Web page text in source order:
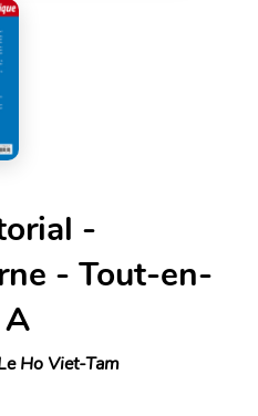
-
- Tout-en-
Ho Viet-Tam